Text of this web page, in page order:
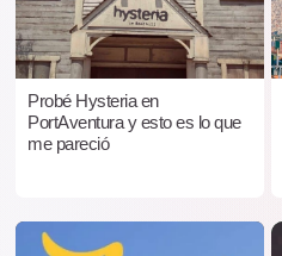
Probé Hysteria en
PortAventura y esto es lo que
me pareció